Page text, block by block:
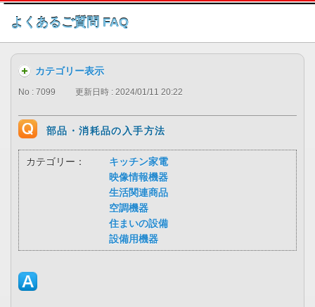
このページの本文へ
よくあるご質問 FAQ
カテゴリー表示
No : 7099 更新日時 : 2024/01/11 20:22
部品・消耗品の入手方法
カテゴリー：
キッチン家電
映像情報機器
生活関連商品
空調機器
住まいの設備
設備用機器